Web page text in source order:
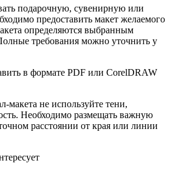
подарочную, сувенирную или
предоставить макет желаемого
определяются выбранным
требования можно уточнить у
в формате PDF или CorelDRAW
макета не используйте тени,
Необходимо размещать важную
расстоянии от края или линии